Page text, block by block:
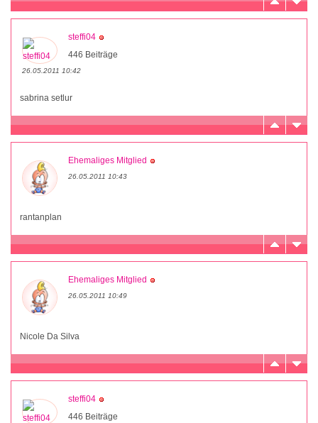
steffi04
446 Beiträge
26.05.2011 10:42
sabrina setlur
Ehemaliges Mitglied
26.05.2011 10:43
rantanplan
Ehemaliges Mitglied
26.05.2011 10:49
Nicole Da Silva
steffi04
446 Beiträge